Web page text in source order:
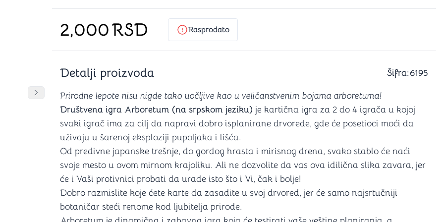
Šah
4 u 1 igre
Backgammon (Tavla)
Podloge za igranje
Zaštite za karte
Kockice D6 (za Jamb)
Kutijice
Mozgalice
Hanayama
Kocke
Ostale mozgalice
Stripovi
Pomeranje sadržaja slajdera u desno
2,000RSD Rasprodato
Detalji proizvoda Šifra:6195
Prirodne lepote nisu nigde tako uočljive kao u veličanstvenim bojama arboretuma!
Društvena igra Arboretum (na srpskom jeziku) je kartična igra za 2 do 4 igrača u kojoj
svaki igrač ima za cilj da napravi dobro isplanirane drvorede, gde će posetioci moći da
uživaju u šarenoj eksploziji pupoljaka i lišća.
Od predivne japanske trešnje, do gordog hrasta i mirisnog drena, svako stablo će naći
svoje mesto u ovom mirnom krajoliku. Ali ne dozvolite da vas ova idilična slika zavara, jer
će i Vaši protivnici probati da urade isto što i Vi, čak i bolje!
Dobro razmislite koje ćete karte da zasadite u svoj drvored, jer će samo najsrtučniji
botaničar steći renome kod ljubitelja prirode.